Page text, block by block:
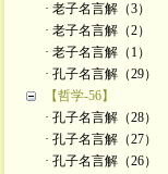
· 老子名言解（3）
· 老子名言解（2）
· 老子名言解（1）
· 孔子名言解（29）
【哲学-56】
· 孔子名言解（28）
· 孔子名言解（27）
· 孔子名言解（26）